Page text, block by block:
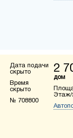
Дата подачи
скрыто
Время
скрыто
№ 708800
2
дом
Этаж/